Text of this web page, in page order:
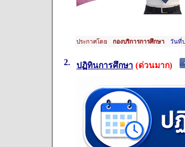
ประกาศโดย กองบริการการศึกษา วันที่ป
2. ปฏิทินการศึกษา (ด่วนมาก)